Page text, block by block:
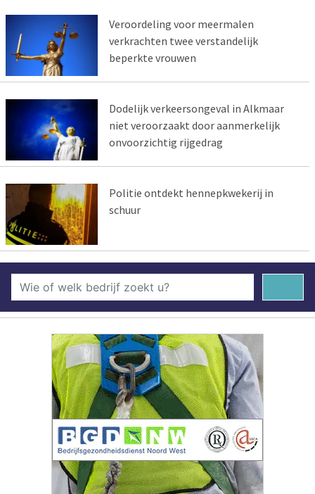
Veroordeling voor meermalen
verkrachten twee verstandelijk
beperkte vrouwen
Dodelijk verkeersongeval in Alkmaar
niet veroorzaakt door aanmerkelijk
onvoorzichtig rijgedrag
Politie ontdekt hennepkwekerij in
schuur